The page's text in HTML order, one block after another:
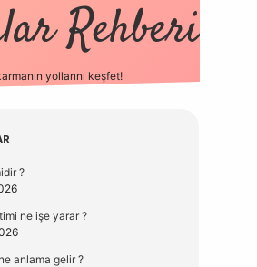
Rehberi
yollarını keşfet!
?
ne işe yarar ?
anlama gelir ?